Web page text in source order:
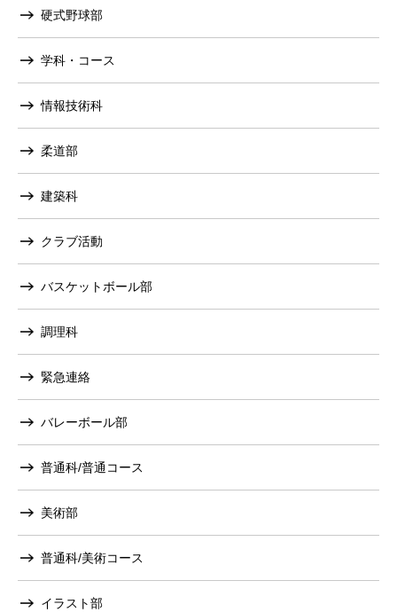
硬式野球部
学科・コース
情報技術科
柔道部
建築科
クラブ活動
バスケットボール部
調理科
緊急連絡
バレーボール部
普通科/普通コース
美術部
普通科/美術コース
イラスト部